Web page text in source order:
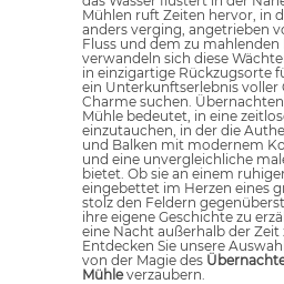
Mühlen ruft Zeiten hervor, in
anders verging, angetrieben
Fluss und dem zu
verwandeln sich diese
in einzigartige Rückzugsorte
ein Unterkunftserlebnis voller
Charme suchen.
Mühle bedeutet, in eine
einzutauchen, in der die
und Balken mit modernem
und eine unvergleichliche
bietet. Ob sie an einem
eingebettet im Herzen eines
stolz den Feldern
ihre eigene Geschichte zu
eine Nacht außerhalb der Zeit
Entdecken Sie unsere
von der Magie des
Mühleverzaubern.